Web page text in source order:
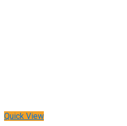
Quick View